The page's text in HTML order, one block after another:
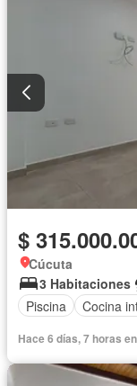
$
Cúcuta
3 Habitaciones
Piscina
Cocina
Hace 6 días, 7 horas